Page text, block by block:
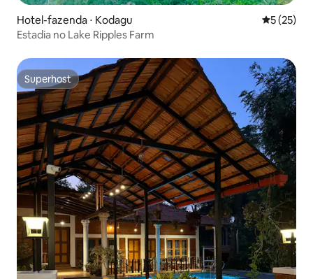
Hotel-fazenda ⋅ Kodagu 5 de uma
5 (25)
Estadia no Lake Ripples Farm
Superhost
Superhost